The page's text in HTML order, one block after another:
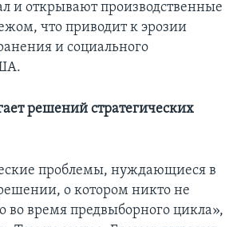
и открывают производственные
что приводит к эрозии
и социального
решений стратегических
проблемы, нуждающиеся в
о котором никто не
во время предвыборного цикла»,